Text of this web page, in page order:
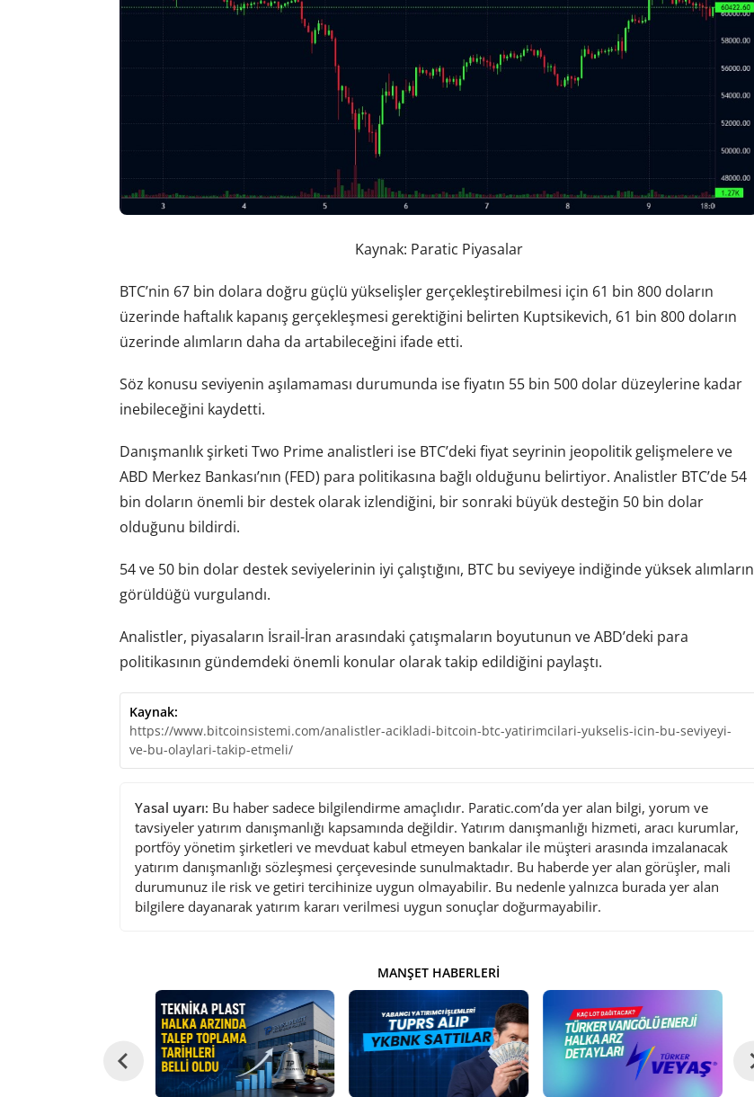
Kaynak: Paratic Piyasalar
BTC’nin 67 bin dolara doğru güçlü yükselişler gerçekleştirebilmesi için 61 bin 800 doların
üzerinde haftalık kapanış gerçekleşmesi gerektiğini belirten Kuptsikevich, 61 bin 800 doların
üzerinde alımların daha da artabileceğini ifade etti.
Söz konusu seviyenin aşılamaması durumunda ise fiyatın 55 bin 500 dolar düzeylerine kadar
inebileceğini kaydetti.
Danışmanlık şirketi Two Prime analistleri ise BTC’deki fiyat seyrinin jeopolitik gelişmelere ve
ABD Merkez Bankası’nın (FED) para politikasına bağlı olduğunu belirtiyor. Analistler BTC’de 54
bin doların önemli bir destek olarak izlendiğini, bir sonraki büyük desteğin 50 bin dolar
olduğunu bildirdi.
54 ve 50 bin dolar destek seviyelerinin iyi çalıştığını, BTC bu seviyeye indiğinde yüksek alımların
görüldüğü vurgulandı.
Analistler, piyasaların İsrail-İran arasındaki çatışmaların boyutunun ve ABD’deki para
politikasının gündemdeki önemli konular olarak takip edildiğini paylaştı.
Kaynak:
https://www.bitcoinsistemi.com/analistler-acikladi-bitcoin-btc-yatirimcilari-yukselis-icin-bu-seviyeyi-
ve-bu-olaylari-takip-etmeli/
Yasal uyarı: Bu haber sadece bilgilendirme amaçlıdır. Paratic.com’da yer alan bilgi, yorum ve
tavsiyeler yatırım danışmanlığı kapsamında değildir. Yatırım danışmanlığı hizmeti, aracı kurumlar,
portföy yönetim şirketleri ve mevduat kabul etmeyen bankalar ile müşteri arasında imzalanacak
yatırım danışmanlığı sözleşmesi çerçevesinde sunulmaktadır. Bu haberde yer alan görüşler, mali
durumunuz ile risk ve getiri tercihinize uygun olmayabilir. Bu nedenle yalnızca burada yer alan
bilgilere dayanarak yatırım kararı verilmesi uygun sonuçlar doğurmayabilir.
MANŞET HABERLERI